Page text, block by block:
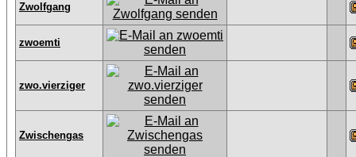
Zwolfgang
zwoemti
zwo.vierziger
Zwischengas